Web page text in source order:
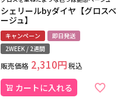
シェリールbyダイヤ【グロスベ
ージュ】
キャンペーン
即日発送
2WEEK / 2週間
販売価格 2,310 税込
カートに入れる